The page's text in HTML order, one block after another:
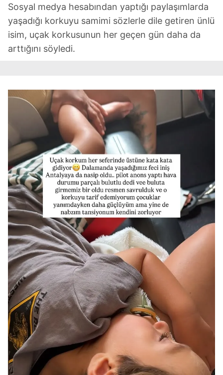
Sosyal medya hesabından yaptığı paylaşımlarda
yaşadığı korkuyu samimi sözlerle dile getiren ünlü
isim, uçak korkusunun her geçen gün daha da
arttığını söyledi.